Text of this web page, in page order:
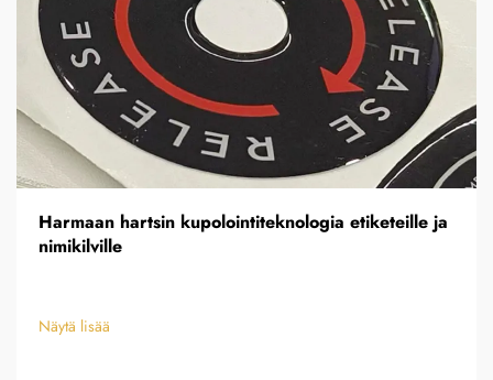
Harmaan hartsin kupolointiteknologia etiketeille ja
nimikilville
Näytä lisää